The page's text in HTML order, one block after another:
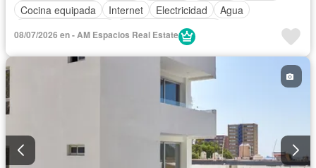
Cocina equipada
Internet Electricidad
Agua
Recámara con closet
08/07/2026 en - AM Espacios Real Estate